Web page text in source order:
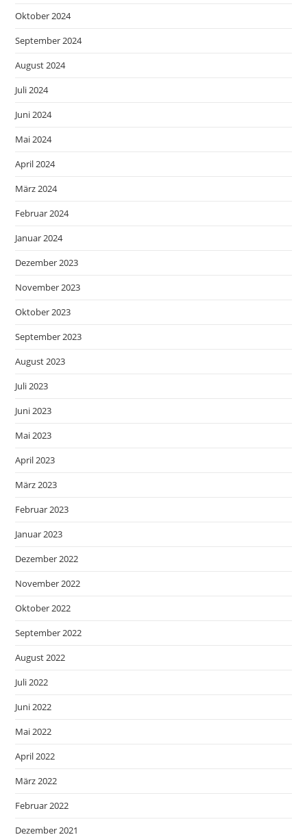
Oktober 2024
September 2024
August 2024
Juli 2024
Juni 2024
Mai 2024
April 2024
März 2024
Februar 2024
Januar 2024
Dezember 2023
November 2023
Oktober 2023
September 2023
August 2023
Juli 2023
Juni 2023
Mai 2023
April 2023
März 2023
Februar 2023
Januar 2023
Dezember 2022
November 2022
Oktober 2022
September 2022
August 2022
Juli 2022
Juni 2022
Mai 2022
April 2022
März 2022
Februar 2022
Dezember 2021